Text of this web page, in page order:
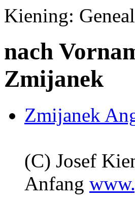
Kiening:
nach
Zmijanek
Zmijanek
(C) Josef
Anfang